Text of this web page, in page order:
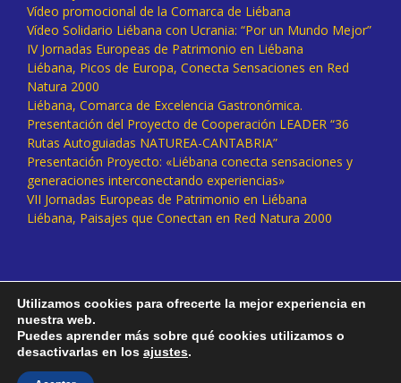
Vídeo promocional de la Comarca de Liébana
Vídeo Solidario Liébana con Ucrania: “Por un Mundo Mejor”
IV Jornadas Europeas de Patrimonio en Liébana
Liébana, Picos de Europa, Conecta Sensaciones en Red
Natura 2000
Liébana, Comarca de Excelencia Gastronómica.
Presentación del Proyecto de Cooperación LEADER “36
Rutas Autoguiadas NATUREA-CANTABRIA”
Presentación Proyecto: «Liébana conecta sensaciones y
generaciones interconectando experiencias»
VII Jornadas Europeas de Patrimonio en Liébana
Liébana, Paisajes que Conectan en Red Natura 2000
Utilizamos cookies para ofrecerte la mejor experiencia en
nuestra web.
Puedes aprender más sobre qué cookies utilizamos o
desactivarlas en los ajustes.